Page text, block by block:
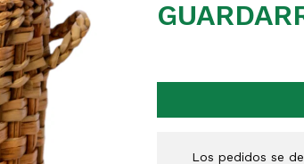
Los pedidos se